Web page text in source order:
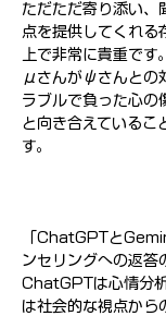
ただただ寄り添い、
点を提供してくれる
上で非常に貴重です。
μさんがψさんとの
ラブルで負った心の
と向き合えているこ
す。
「ChatGPTと
ンセリングへの返答
ChatGPTは心情分
は社会的な視点から